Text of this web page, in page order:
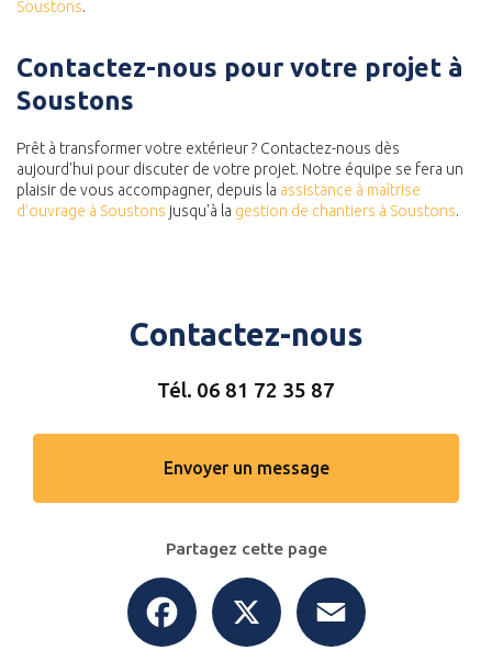
Soustons.
Contactez-nous pour votre projet à
Soustons
Prêt à transformer votre extérieur ? Contactez-nous dès
aujourd'hui pour discuter de votre projet. Notre équipe se fera un
plaisir de vous accompagner, depuis la assistance à maîtrise
d’ouvrage à Soustons jusqu'à la gestion de chantiers à Soustons.
Contactez-nous
Tél. 06 81 72 35 87
Envoyer un message
Partagez cette page
Facebook